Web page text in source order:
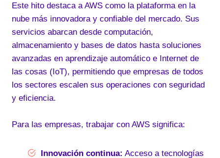
Este hito destaca a AWS como la plataforma en la
nube más innovadora y confiable del mercado. Sus
servicios abarcan desde computación,
almacenamiento y bases de datos hasta soluciones
avanzadas en aprendizaje automático e Internet de
las cosas (IoT), permitiendo que empresas de todos
los sectores escalen sus operaciones con seguridad
y eficiencia.
Para las empresas, trabajar con AWS significa:
Innovación continua: Acceso a tecnologías